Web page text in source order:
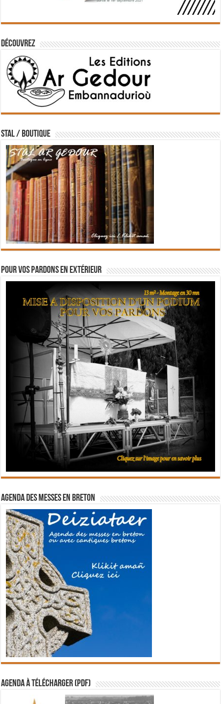
Découvrez
STAL / BOUTIQUE
Pour vos pardons en extérieur
Agenda des messes en breton
Agenda à télécharger (PDF)